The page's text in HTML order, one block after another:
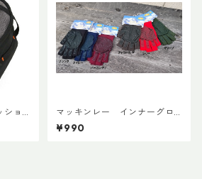
ョ
ブラ
マッキンレー インナーグロ
ーブ ノンスリップショート
¥990